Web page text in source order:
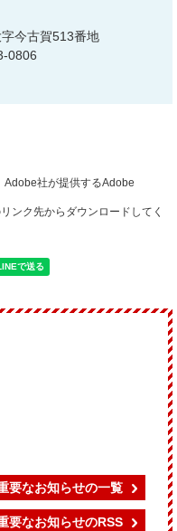
今古賀513番地
0806
Adobe社が提供するAdobe
ンク先からダウンロードしてく
要なお知らせの一覧
要なお知らせのRSS